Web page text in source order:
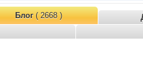
Блог( 2668 )